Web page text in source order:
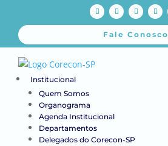
Fale Conosco
Institucional
Quem Somos
Organograma
Agenda Institucional
Departamentos
Delegados do Corecon-SP